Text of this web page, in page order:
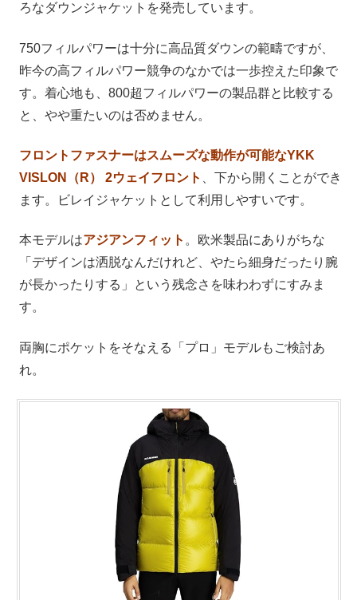
ろなダウンジャケットを発売しています。
750フィルパワーは十分に高品質ダウンの範疇ですが、
昨今の高フィルパワー競争のなかでは一歩控えた印象で
す。着心地も、800超フィルパワーの製品群と比較する
と、やや重たいのは否めません。
フロントファスナーはスムーズな動作が可能なYKK
VISLON（R） 2ウェイフロント
、下から開くことができ
ます。ビレイジャケットとして利用しやすいです。
本モデルはアジアンフィット 。欧米製品にありがちな
「デザインは洒脱なんだけれど、やたら細身だったり腕
が長かったりする」という残念さを味わわずにすみま
す。
両胸にポケットをそなえる「プロ」モデルもご検討あ
れ。